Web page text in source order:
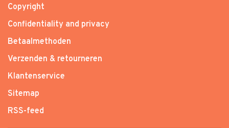
Copyright
Confidentiality and privacy
Betaalmethoden
Verzenden & retourneren
Klantenservice
Sitemap
RSS-feed